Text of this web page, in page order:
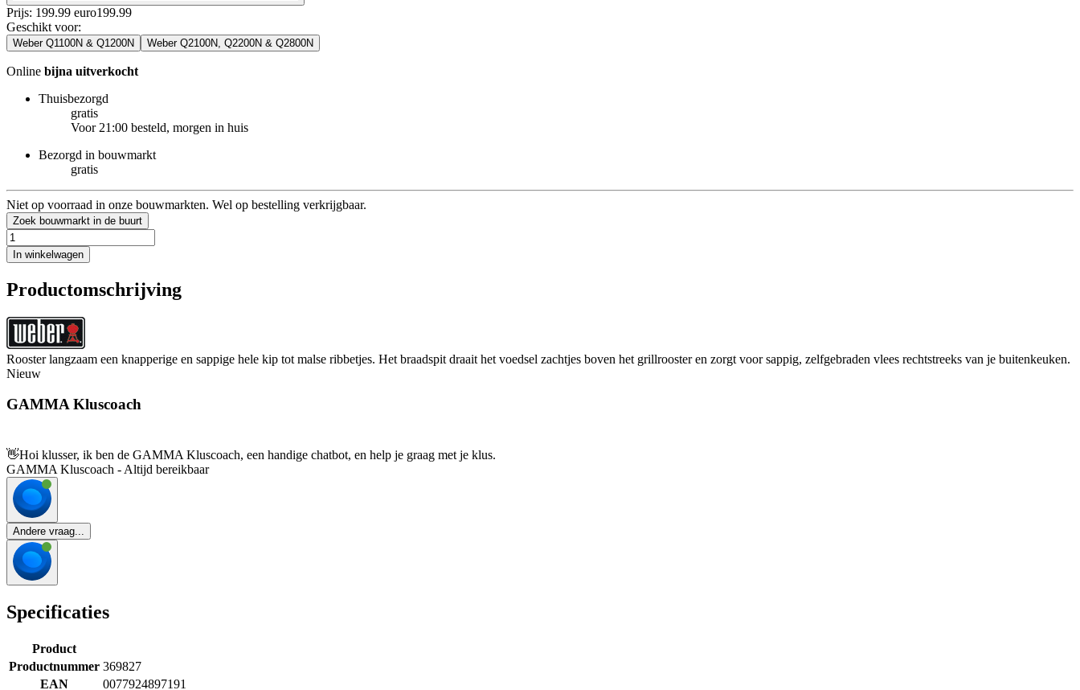
Prijs: 199.99 euro199.99
Geschikt voor:
Weber Q1100N & Q1200N Weber Q2100N, Q2200N & Q2800N
Online bijna uitverkocht
Thuisbezorgd
gratis
Voor 21:00 besteld, morgen in huis
Bezorgd in bouwmarkt
gratis
Niet op voorraad in onze bouwmarkten. Wel op bestelling verkrijgbaar.
Zoek bouwmarkt in de buurt
In winkelwagen
Productomschrijving
Rooster langzaam een knapperige en sappige hele kip tot malse ribbetjes. Het braadspit draait het voedsel zachtjes boven het grillrooster en zorgt voor sappig, zelfgebraden vlees rechtstreeks van je buitenkeuken.
Nieuw
GAMMA Kluscoach
👋Hoi klusser, ik ben de GAMMA Kluscoach, een handige chatbot, en help je graag met je klus.
GAMMA Kluscoach - Altijd bereikbaar
Andere vraag...
Specificaties
Product
Productnummer 369827
EAN
0077924897191